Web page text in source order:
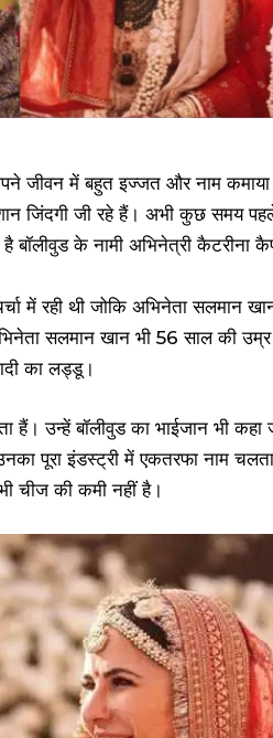
जीवन में बहुत इज्जत और नाम कमाया
जिंदगी जी रहे हैं। अभी कुछ समय
बॉलीवुड के नामी अभिनेत्री कैटरीना
में रही थी जोकि अभिनेता सलमान
सलमान खान भी 56 साल की
का लड्डू।
हैं। उन्हें बॉलीवुड का भाईजान भी कहा
पूरा इंडस्ट्री में एकतरफा नाम
चीज की कमी नहीं है।